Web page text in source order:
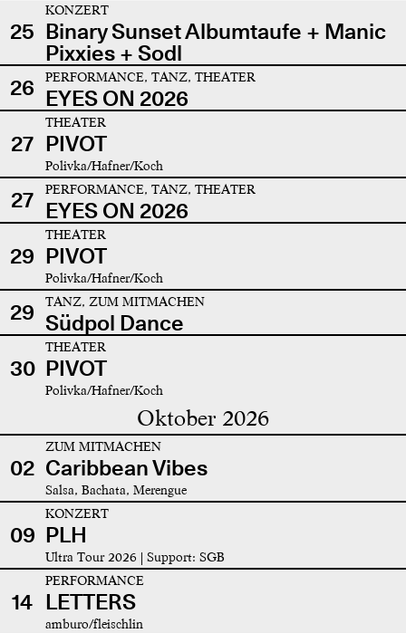
25
KONZERT
Binary Sunset Albumtaufe + Manic
Pixxies + Sodl
26
PERFORMANCE, TANZ, THEATER
EYES ON 2026
27
THEATER
PIVOT
Polivka/Hafner/Koch
27 PERFORMANCE, TANZ, THEATER
EYES ON 2026
29
THEATER
PIVOT
Polivka/Hafner/Koch
29 TANZ, ZUM MITMACHEN
Südpol Dance
30
THEATER
PIVOT
Polivka/Hafner/Koch
Oktober 2026
02
ZUM MITMACHEN
Caribbean Vibes
Salsa, Bachata, Merengue
09
KONZERT
PLH
Ultra Tour 2026 | Support: SGB
14
PERFORMANCE
LETTERS
amburo/fleischlin